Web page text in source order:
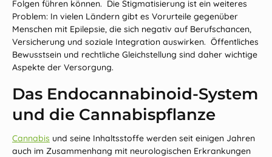
Folgen führen können. Die Stigmatisierung ist ein weiteres
Problem: In vielen Ländern gibt es Vorurteile gegenüber
Menschen mit Epilepsie, die sich negativ auf Berufschancen,
Versicherung und soziale Integration auswirken. Öffentliches
Bewusstsein und rechtliche Gleichstellung sind daher wichtige
Aspekte der Versorgung.
Das Endocannabinoid‑System
und die Cannabispflanze
Cannabis und seine Inhaltsstoffe werden seit einigen Jahren
auch im Zusammenhang mit neurologischen Erkrankungen